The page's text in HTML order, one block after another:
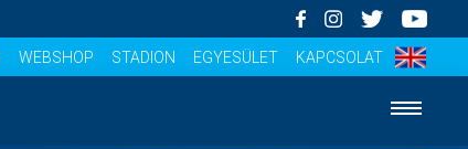
WEBSHOP STADION EGYESÜLET KAPCSOLAT